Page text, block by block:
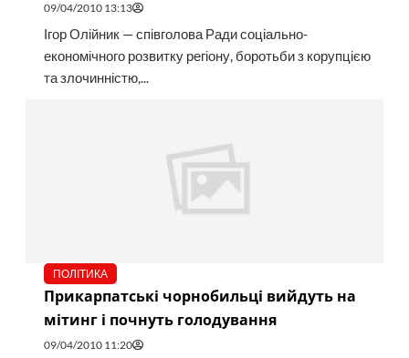
09/04/2010 13:13
Ігор Олійник — співголова Ради соціально-
економічного розвитку регіону, боротьби з корупцією
та злочинністю,...
ПОЛІТИКА
Прикарпатські чорнобильці вийдуть на
мітинг і почнуть голодування
09/04/2010 11:20